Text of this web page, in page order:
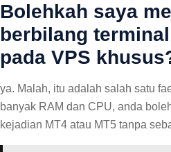
Bolehkah saya
berbilang
pada VPS
ya. Malah, itu adalah salah satu
banyak RAM dan CPU, anda
kejadian MT4 atau MT5 tanpa